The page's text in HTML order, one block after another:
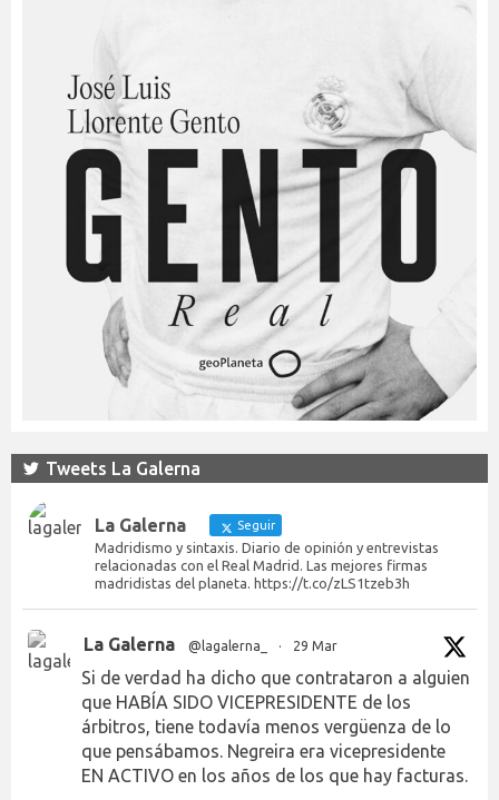
Tweets La Galerna
La Galerna Seguir
Madridismo y sintaxis. Diario de opinión y entrevistas
relacionadas con el Real Madrid. Las mejores firmas
madridistas del planeta. https://t.co/zLS1tzeb3h
La Galerna @lagalerna_ · 29 Mar
Si de verdad ha dicho que contrataron a alguien
que HABÍA SIDO VICEPRESIDENTE de los
árbitros, tiene todavía menos vergüenza de lo
que pensábamos. Negreira era vicepresidente
EN ACTIVO en los años de los que hay facturas.